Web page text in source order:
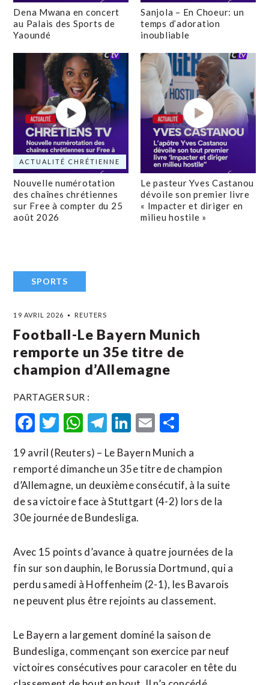
Dena Mwana en concert
au Palais des Sports de
Yaoundé
Sanjola – En Choeur: un
temps d’adoration
inoubliable
ACTUALITÉ CHRÉTIENNE
Nouvelle numérotation
des chaînes chrétiennes
sur Free à compter du 25
août 2026
Le pasteur Yves Castanou
dévoile son premier livre
« Impacter et diriger en
milieu hostile »
SPORTS
19 AVRIL 2026 REUTERS
Football-Le Bayern Munich
remporte un 35e titre de
champion d’Allemagne
PARTAGER SUR :
Facebook
Twitter
WhatsApp
Telegram
LinkedIn
Email
19 avril (Reuters) – Le Bayern Munich a
remporté dimanche un 35e titre de champion
d’Allemagne, un deuxième consécutif, à la suite
de sa victoire face à Stuttgart (4-2) lors de la
30e journée de Bundesliga.
Avec 15 points d’avance à quatre journées de la
fin sur son dauphin, le Borussia Dortmund, qui ​a
perdu ‌samedi à Hoffenheim (2-1), les Bavarois
ne peuvent plus ​être rejoints au classement.
Le ⁠Bayern a largement dominé la saison de
Bundesliga, commençant son exercice ‌par neuf
victoires consécutives ‌pour caracoler en tête du